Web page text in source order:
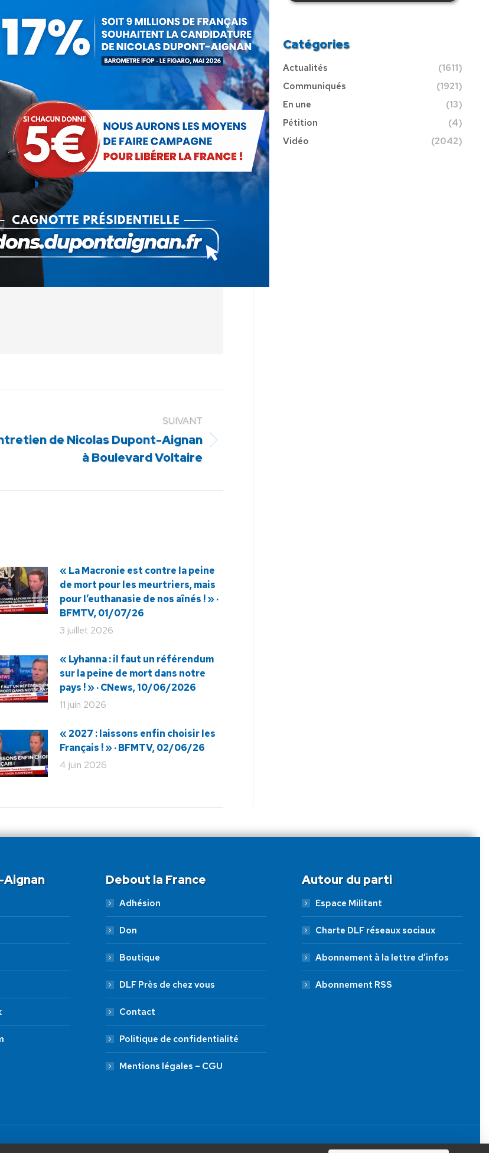
pragmatique
qui traverseront la France cet été, Nicolas Dupont-
de campagne présidentielle, le 3 octobre.
default/files/tract-leseclaireurs_2.pdf
8 juillet 2021
Partager
sur
WhatsApp
SUIVANT
de Nicolas Dupont-Aignan
à Boulevard Voltaire
« La Macronie est contre la peine
de mort pour les meurtriers, mais
pour l’euthanasie de nos aînés ! » ·
BFMTV, 01/07/26
3 juillet 2026
« Lyhanna : il faut un référendum
sur la peine de mort dans notre
pays ! » · CNews, 10/06/2026
11 juin 2026
« 2027 : laissons enfin choisir les
Français ! » · BFMTV, 02/06/26
4 juin 2026
Catégories
Actualités
(1611)
Communiqués
(1921)
En une
(13)
Pétition
(4)
Vidéo
(2042)
Aignan Debout la France
Adhésion
Don
Boutique
DLF Près de chez vous
Contact
Politique de confidentialité
Mentions légales – CGU
Autour du parti
Espace Militant
Charte DLF réseaux sociaux
Abonnement à la lettre d’infos
Abonnement RSS
JE FAIS UN DON À DLF